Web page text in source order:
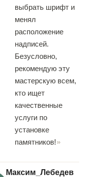
выбрать шрифт и
менял
расположение
надписей.
Безусловно,
рекомендую эту
мастерскую всем,
кто ищет
качественные
услуги по
установке
памятников!
Максим_Лебедев